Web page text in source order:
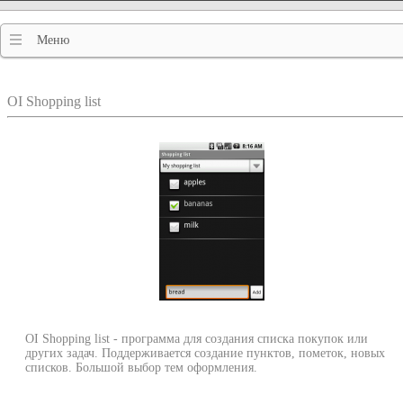
Меню
OI Shopping list
OI Shopping list - программа для создания списка покупок или
других задач. Поддерживается создание пунктов, пометок, новых
списков. Большой выбор тем оформления.